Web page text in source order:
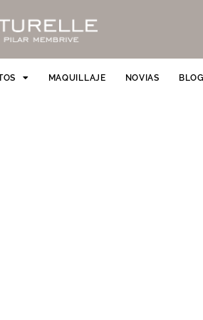
MAQUILLAJE NOVIAS BLOG